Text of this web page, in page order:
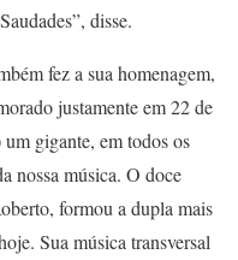
disse.
fez a sua homenagem,
justamente em 22 de
gigante, em todos os
nossa música. O doce
formou a dupla mais
Sua música transversal